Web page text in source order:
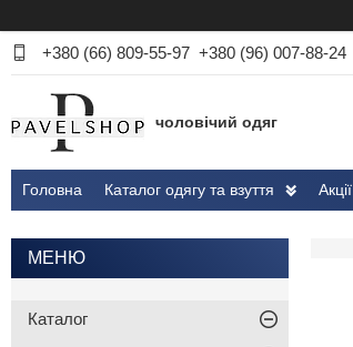
+380 (66) 809-55-97 +380 (96) 007-88-24
чоловічий одяг
Головна Каталог одягу та взуття Акції
Каталог